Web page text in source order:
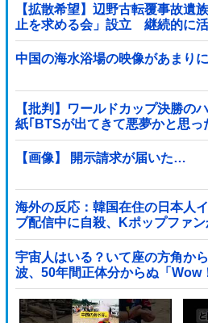
【拡散希望】辺野古転覆事故遺
止を求める会」設立 継続的に
ラファン立ち上げも準備
中国の海水浴場の映像があまり
【批判】ワールドカップ決勝の
紙｢BTSが出てきて悪夢かと思っ
【画像】 開示請求が届いた…
海外の反応：韓国在住の日本人
ブ配信中に自殺、Kポップファ
宇宙人はいる？いて座の方角か
波、50年間正体分からぬ「Wow